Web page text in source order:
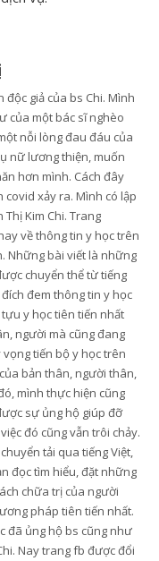
độc giả của bs Chi. Mình
của một bác sĩ nghèo
nỗi lòng đau đáu của
nữ lương thiện, muốn
hơn mình. Cách đây
xảy ra. Mình có lập
Kim Chi. Trang
về thông tin y học trên
Những bài viết là những
chuyển thể từ tiếng
đem thông tin y học
y học tiên tiến nhất
người mà cũng đang
tiến bộ y học trên
bản thân, người thân,
mình thực hiện cũng
sự ủng hộ giúp đỡ
đó cũng vẫn trôi chảy.
tải qua tiếng Việt,
đọc tìm hiểu, đặt những
chữa trị của người
pháp tiên tiến nhất.
đã ủng hộ bs cũng như
Nay trang fb được đổi